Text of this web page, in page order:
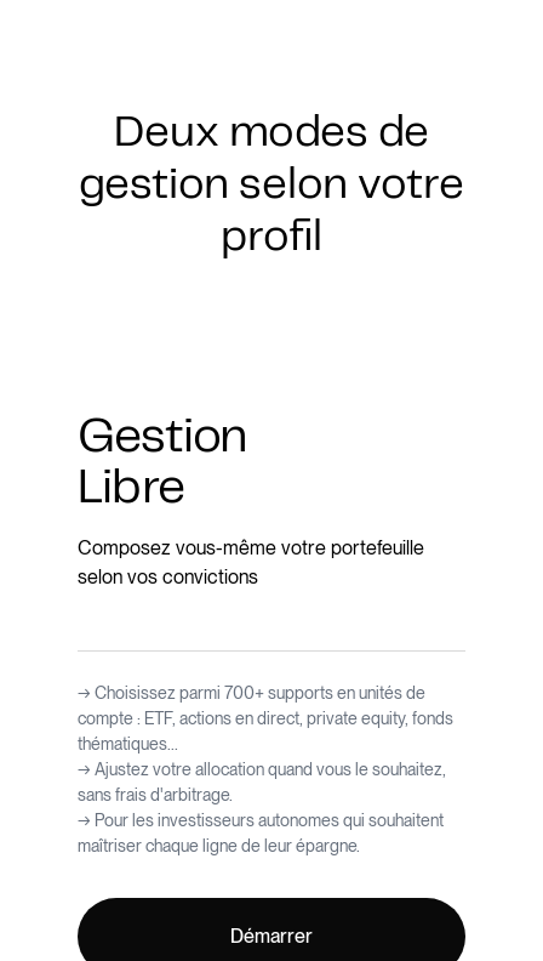
Deux modes de
gestion selon votre
profil
Gestion
Libre
Composez vous-même votre portefeuille
selon vos convictions
→ Choisissez parmi 700+ supports en unités de
compte : ETF, actions en direct, private equity, fonds
thématiques...
→ Ajustez votre allocation quand vous le souhaitez,
sans frais d'arbitrage.
→ Pour les investisseurs autonomes qui souhaitent
maîtriser chaque ligne de leur épargne.
Démarrer